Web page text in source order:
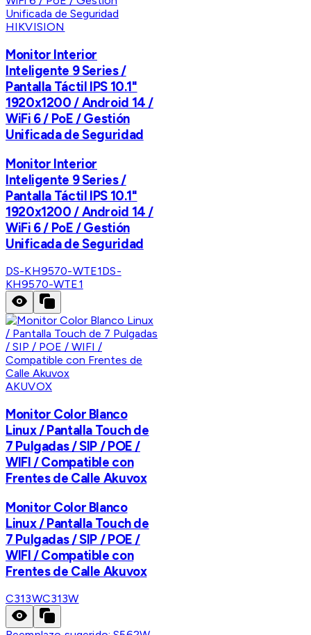
HIKVISION
Monitor Interior
Inteligente 9 Series /
Pantalla Táctil IPS 10.1"
1920x1200 / Android 14 /
WiFi 6 / PoE / Gestión
Unificada de Seguridad
Monitor Interior
Inteligente 9 Series /
Pantalla Táctil IPS 10.1"
1920x1200 / Android 14 /
WiFi 6 / PoE / Gestión
Unificada de Seguridad
DS-KH9570-WTE1DS-
KH9570-WTE1
AKUVOX
Monitor Color Blanco
Linux / Pantalla Touch de
7 Pulgadas / SIP / POE /
WIFI / Compatible con
Frentes de Calle Akuvox
Monitor Color Blanco
Linux / Pantalla Touch de
7 Pulgadas / SIP / POE /
WIFI / Compatible con
Frentes de Calle Akuvox
C313WC313W